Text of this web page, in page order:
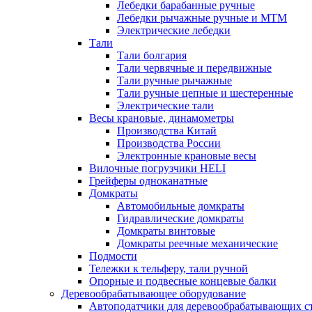
Лебедки барабанные ручные
Лебедки рычажные ручные и МТМ
Электрические лебедки
Тали
Тали болгария
Тали червячные и передвижные
Тали ручные рычажные
Тали ручные цепные и шестеренные
Электрические тали
Весы крановые, динамометры
Производства Китай
Производства России
Электронные крановые весы
Вилочные погрузчики HELI
Грейферы одноканатные
Домкраты
Автомобильные домкраты
Гидравлические домкраты
Домкраты винтовые
Домкраты реечные механические
Подмости
Тележки к тельферу, тали ручной
Опорные и подвесные концевые балки
Деревообрабатывающее оборудование
Автоподатчики для деревообрабатывающих